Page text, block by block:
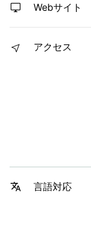
Webサイト
アクセス
言語対応